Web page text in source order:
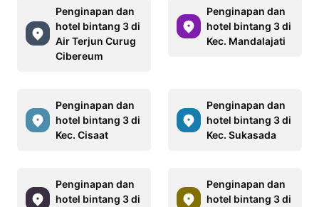
Penginapan dan
hotel bintang 3 di
Air Terjun Curug
Cibereum
Penginapan dan
hotel bintang 3 di
Kec. Mandalajati
Penginapan dan
hotel bintang 3 di
Kec. Cisaat
Penginapan dan
hotel bintang 3 di
Kec. Sukasada
Penginapan dan
hotel bintang 3 di
Penginapan dan
hotel bintang 3 di